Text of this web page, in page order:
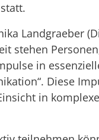
Landgraeber
stehen
in
Diese
in